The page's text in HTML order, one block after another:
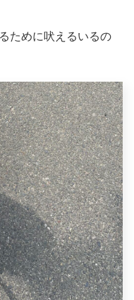
ために吠えるいるの